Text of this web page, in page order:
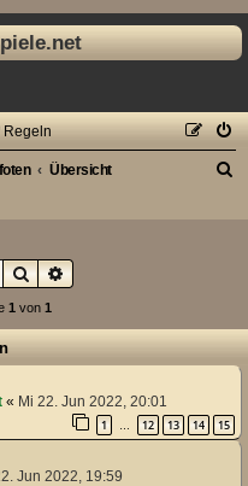
Regeln
Übersicht
SucheErweiterte Suche
1 von 1
« Mi 22. Jun 2022, 20:01
1 … 12 13 14 15
Jun 2022, 19:59